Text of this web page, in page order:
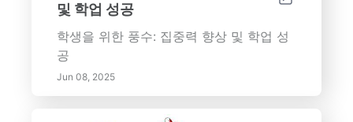
및 학업 성공
학생을 위한 풍수: 집중력 향상 및 학업 성
공
Jun 08, 2025